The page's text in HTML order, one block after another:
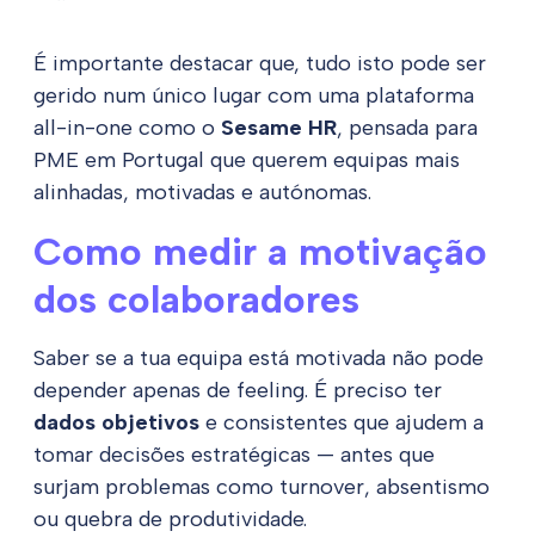
É importante destacar que, tudo isto pode ser
gerido num único lugar com uma plataforma
all-in-one como o Sesame HR, pensada para
PME em Portugal que querem equipas mais
alinhadas, motivadas e autónomas.
Como medir a motivação
dos colaboradores
Saber se a tua equipa está motivada não pode
depender apenas de feeling. É preciso ter
dados objetivos e consistentes que ajudem a
tomar decisões estratégicas — antes que
surjam problemas como turnover, absentismo
ou quebra de produtividade.